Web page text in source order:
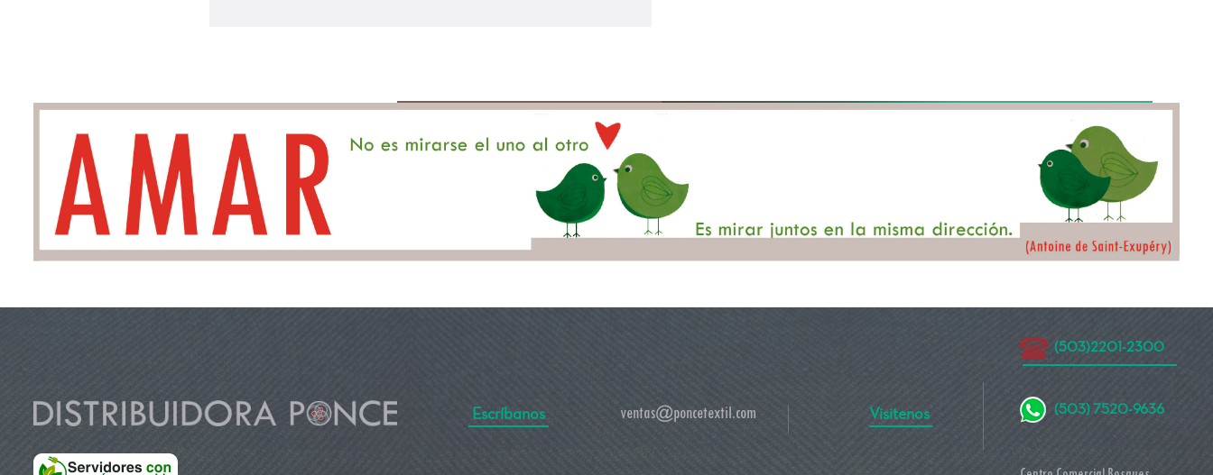
Escríbanos ventas@poncetextil.com Visitenos
(503)2201-2300
(503)7520-9636